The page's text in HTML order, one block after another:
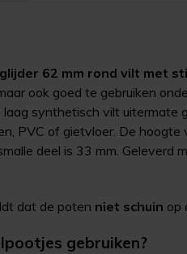
62 mm rond vilt met
ook goed te gebruiken
synthetisch vilt uitermate
PVC of gietvloer. De
deel is 33 mm.
dat de poten niet schuin op
gebruiken?